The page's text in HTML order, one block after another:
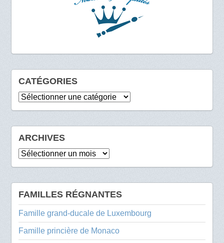
CATÉGORIES
Catégories
ARCHIVES
Archives
FAMILLES RÉGNANTES
Famille grand-ducale de Luxembourg
Famille princière de Monaco